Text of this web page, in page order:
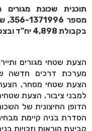
תוכנית שכונת
מספר
בקבולת 4,898 יח"ד ובצפיפות ממוצעת של 6 יח"ד לדונם.
מערכת דרכים חדשה
הצעת שטחי מסחר,
למבני ציבור, הצעת
הדופן החיצונית של
הסדרת בניה קיימת
קביעת הוראות וזכויות